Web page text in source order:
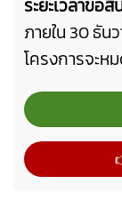
ระยะเวลาขอสิ
ภายใน 30 ธัน
โครงการจะห